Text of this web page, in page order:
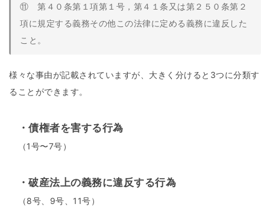
⑪ 第４０条第１項第１号，第４１条又は第２５０条第２
項に規定する義務その他この法律に定める義務に違反した
こと。
様々な事由が記載されていますが、大きく分けると3つに分類す
ることができます。
・債権者を害する行為
（1号〜7号）
・破産法上の義務に違反する行為
（8号、9号、11号）